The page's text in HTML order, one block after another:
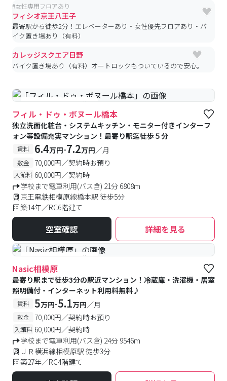
#女性専用フロアあり
フィシオ京王八王子
最寄駅から徒歩2分！エレベーターあり・女性優先フロアあり・バ
イク置き場あり（有料）
カレッジスクエア日野
バイク置き場あり（有料）オートロックもついているので安心。
#予約受付中 #空室待ち
フィル・ドゥ・ボヌール橋本
独立洗面化粧台・システムキッチン・モニター付きインターフ
ォン等設備充実マンション！最寄り駅迄徒歩５分
賃料 6.4万円-7.2万円／月
敷金 70,000円／契約時お預り
入館料 60,000円／契約時
学校まで電車利用(バス含) 21分 6808m
京王電鉄相模原線橋本駅 徒歩5分
築14年／RC6階建て
空室確認 詳細を見る
#予約受付中 #空室待ち
Nasic相模原
最寄り駅まで徒歩3分の駅近マンション！冷蔵庫・洗濯機・居室
照明備付・インターネット利用料無料♪
賃料 5万円-5.1万円／月
敷金 70,000円／契約時お預り
入館料 60,000円／契約時
学校まで電車利用(バス含) 24分 9546m
ＪＲ横浜線相模原駅 徒歩3分
築27年／RC4階建て